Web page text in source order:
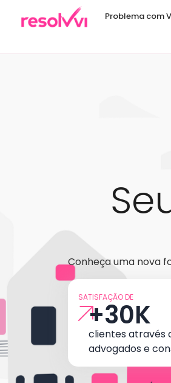
Problema com
Conheça uma nova
SATISFAÇÃO DE
clientes através
advogados e
+30K